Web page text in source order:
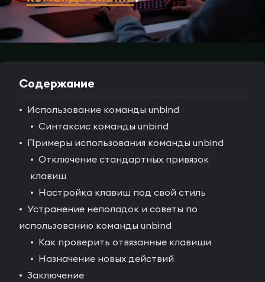
Содержание
Использование команды unbind
Синтаксис команды unbind
Примеры использования команды unbind
Отключение стандартных привязок
клавиш
Настройка клавиш под свой стиль
Устранение неполадок и советы по
использованию команды unbind
Как проверить отвязанные клавиши
Назначение новых действий
Заключение